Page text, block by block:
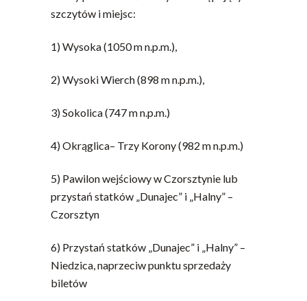
szczytów i miejsc:
1) Wysoka (1050 m n.p.m.),
2) Wysoki Wierch (898 m n.p.m.),
3) Sokolica (747 m n.p.m.)
4) Okrąglica– Trzy Korony (982 m n.p.m.)
5) Pawilon wejściowy w Czorsztynie lub
przystań statków „Dunajec” i „Halny” –
Czorsztyn
6) Przystań statków „Dunajec” i „Halny” –
Niedzica, naprzeciw punktu sprzedaży
biletów